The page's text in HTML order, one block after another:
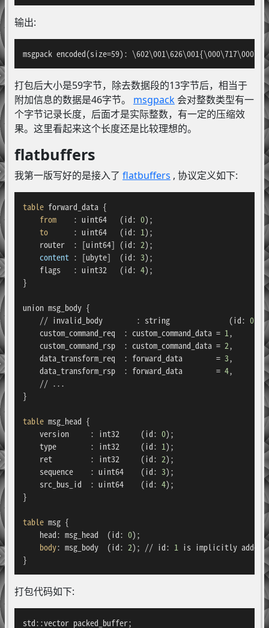
输出:
msgpack encoded(size=59):
打包后大小是59字节，除去数据段的13字节后，相当于
附加信息的数据是46字节。 msgpack会对整数类型有一
个字节记录长度，后面才是实际整数，有一定的压缩效
果。这里看起来这个长度还是比较理想的。
flatbuffers
我第一版写好的是接入了 flatbuffers , 协议定义如下:
table forward_data {
from
    : uint64   (id:
0);
to
      : uint64   (id:
1);
    router  : [uint64] (id:
2);
content : [ubyte]  (id: 3);
    flags   : uint32   (id:
4);
}
union msg_body {
    // invalid_body        : string              (id:
0);
    custom_command_req  : custom_command_data =
1 ,
    custom_command_rsp  : custom_command_data =
2,
    data_transform_req  : forward_data        =
3,
    data_transform_rsp  : forward_data        =
4,
    // ...
}
table msg_head {
    version     : int32     (id:
0);
    type        : int32     (id:
1);
    ret         : int32     (id:
2);
    sequence    : uint64    (id:
3);
    src_bus_id  : uint64    (id:
4);
}
table msg {
    head: msg_head  (id:
0);
body: msg_body  (id: 2); // id: 1 is implicitly added
}
打包代码如下: